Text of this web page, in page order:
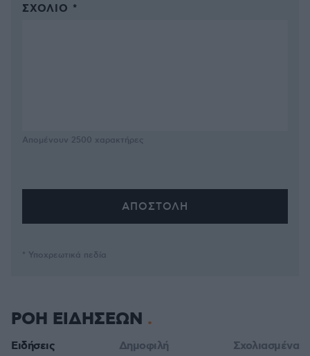
ΣΧΌΛΙΟ *
Απομένουν 2500 χαρακτήρες
* Υποχρεωτικά πεδία
ΡΟΗ ΕΙΔΗΣΕΩΝ
Ειδήσεις Δημοφιλή Σχολιασμένα